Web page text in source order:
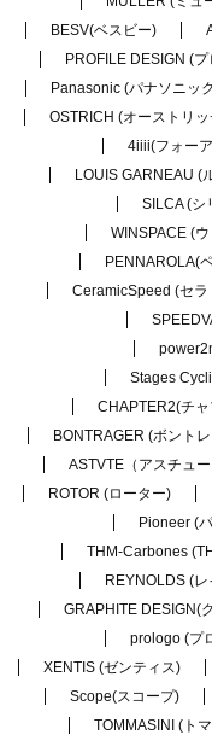
BESV(ベスビー)
PROFILE DESIGN (
Panasonic (パナソニッ
OSTRICH (オーストリ
4iiii(フォー
LOUIS GARNEAU (
SILCA (シ
WINSPACE (
PENNAROLA(
CeramicSpeed (セ
Stages
CHAPTER2(チ
BONTRAGER (ボント
ASTVTE（アスチュー
ROTOR (ローター)
Pioneer (
THM-Carbones
REYNOLDS (レ
GRAPHITE DESIGN(
prologo (プ
XENTIS (ゼンティス)
Scope(スコープ)
TOMMASINI (ト